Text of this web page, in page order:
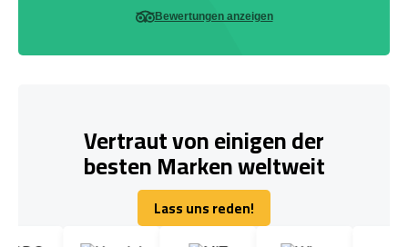
Bewertungen anzeigen
Vertraut von einigen der
besten Marken weltweit
Lass uns reden!
Lass uns reden!